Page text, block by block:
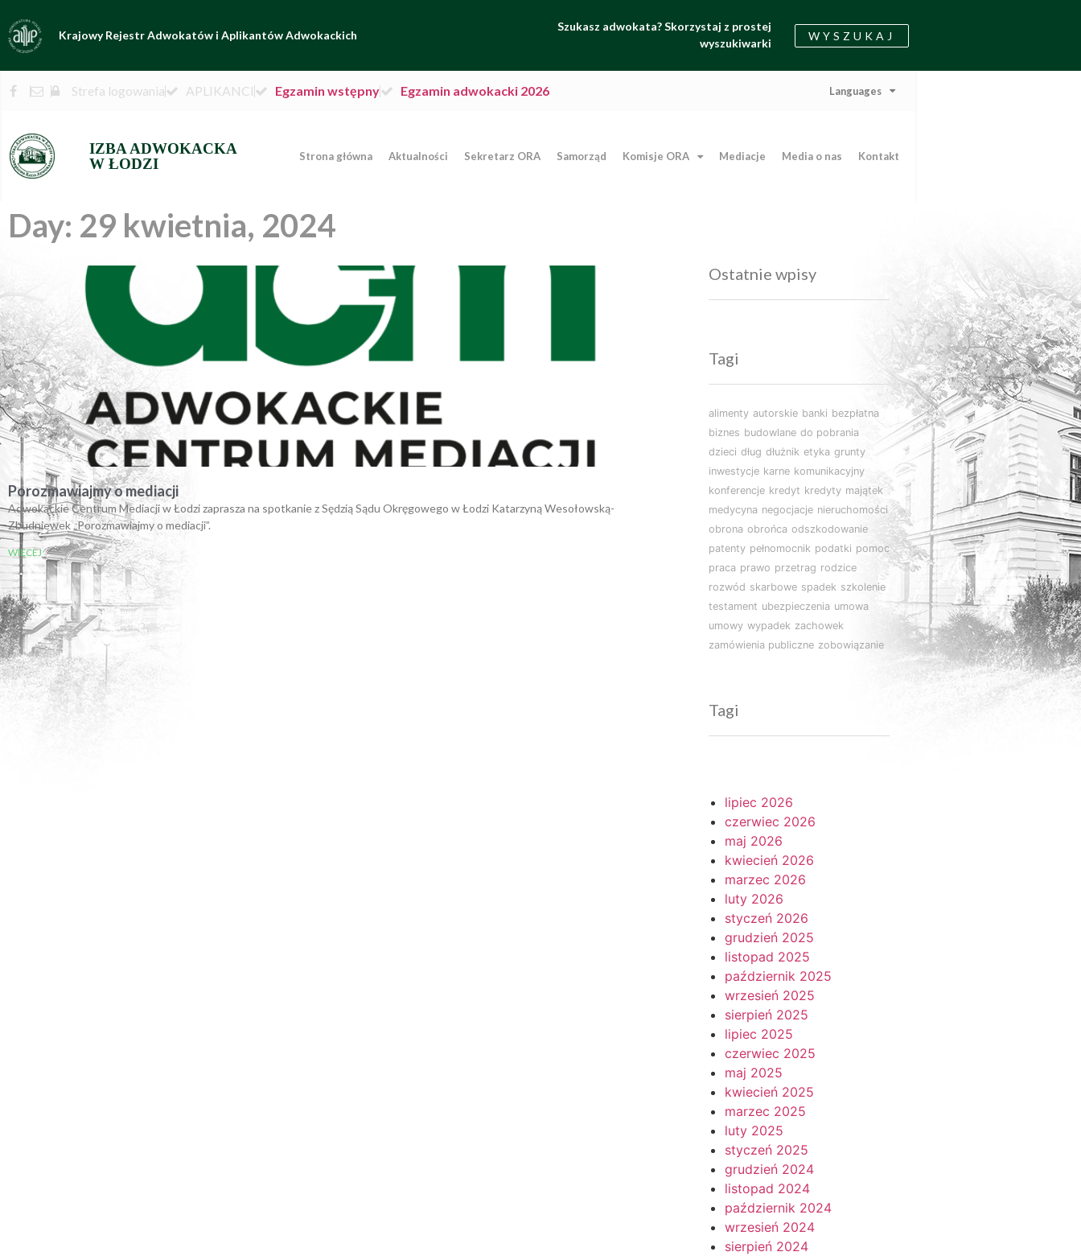
Krajowy Rejestr Adwokatów i Aplikantów Adwokackich
Szukasz adwokata? Skorzystaj z prostej
wyszukiwarki
WYSZUKAJ
Strefa logowania APLIKANCI Egzamin wstępny Egzamin adwokacki 2026 Languages
IZBA ADWOKACKA
W ŁODZI
Strona główna Aktualności Sekretarz ORA Samorząd Komisje ORA Mediacje Media o nas Kontakt
Day: 29 kwietnia, 2024
Porozmawiajmy o mediacji
Adwokackie Centrum Mediacji w Łodzi zaprasza na spotkanie z Sędzią Sądu Okręgowego w Łodzi Katarzyną Wesołowską-
Zbudniewek „Porozmawiajmy o mediacji”.
WIĘCEJ
Ostatnie wpisy
Tagi
alimenty autorskie banki bezpłatna
biznes budowlane do pobrania
dzieci dług dłużnik etyka grunty
inwestycje karne komunikacyjny
konferencje kredyt kredyty majątek
medycyna negocjacje nieruchomości
obrona obrońca odszkodowanie
patenty pełnomocnik podatki pomoc
praca prawo przetrag rodzice
rozwód skarbowe spadek szkolenie
testament ubezpieczenia umowa
umowy wypadek zachowek
zamówienia publiczne zobowiązanie
Tagi
lipiec 2026
czerwiec 2026
maj 2026
kwiecień 2026
marzec 2026
luty 2026
styczeń 2026
grudzień 2025
listopad 2025
październik 2025
wrzesień 2025
sierpień 2025
lipiec 2025
czerwiec 2025
maj 2025
kwiecień 2025
marzec 2025
luty 2025
styczeń 2025
grudzień 2024
listopad 2024
październik 2024
wrzesień 2024
sierpień 2024